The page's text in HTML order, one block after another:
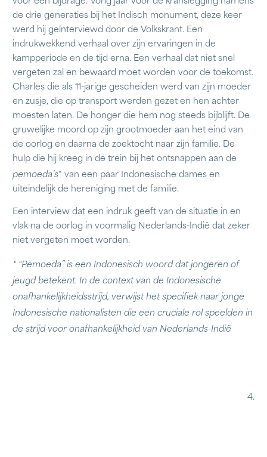
de drie generaties bij het Indisch monument, deze keer
werd hij geïnterviewd door de Volkskrant. Een
indrukwekkend verhaal over zijn ervaringen in de
kampperiode en de tijd erna. Een verhaal dat niet snel
vergeten zal en bewaard moet worden voor de toekomst.
Charles die als 11-jarige gescheiden werd van zijn moeder
en zusje, die op transport werden gezet en hen achter
moesten laten. De honger die hem nog steeds bijblijft. De
gruwelijke moord op zijn grootmoeder aan het eind van
de oorlog en daarna de zoektocht naar zijn familie. De
hulp die hij kreeg in de trein bij het ontsnappen aan de
pemoeda’s* van een paar Indonesische dames en
uiteindelijk de hereniging met de familie.
Een interview dat een indruk geeft van de situatie in en
vlak na de oorlog in voormalig Nederlands-Indië dat zeker
niet vergeten moet worden.
* “Pemoeda” is een Indonesisch woord dat jongeren of
jeugd betekent. In de context van de Indonesische
onafhankelijkheidsstrijd, verwijst het specifiek naar jonge
Indonesische nationalisten die een cruciale rol speelden in
de strijd voor onafhankelijkheid van Nederlands-Indië
4.